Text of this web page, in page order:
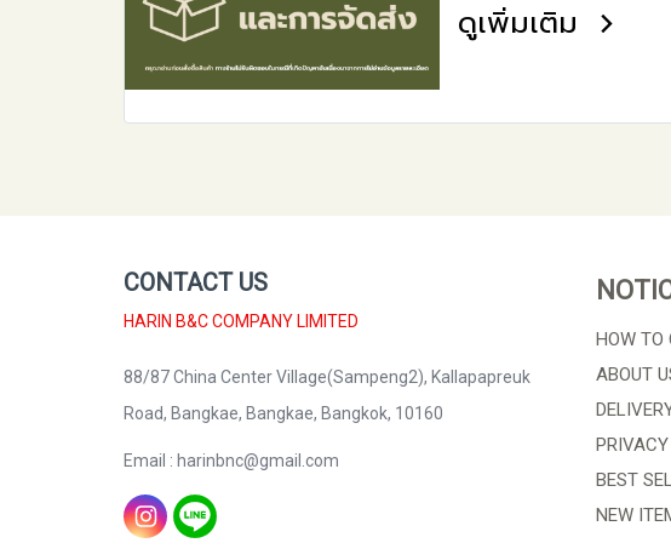
ดูเพิ่มเติม
CONTACT US
HARIN B&C COMPANY LIMITED
88/87 China Center Village(Sampeng2), Kallapapreuk
Road, Bangkae, Bangkae, Bangkok, 10160
Email : harinbnc@gmail.com
HOW TO
ABOUT
BEST
NEW